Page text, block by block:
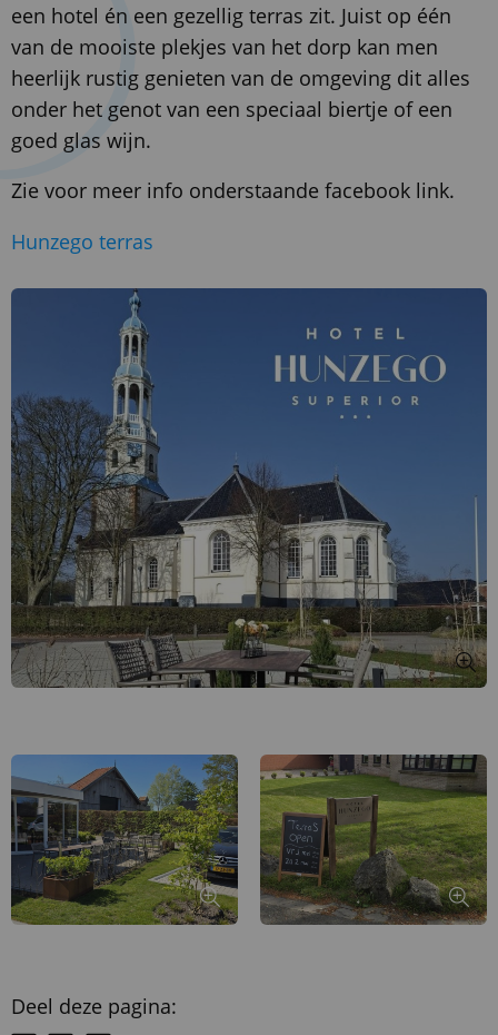
een hotel én een gezellig terras zit. Juist op één
van de mooiste plekjes van het dorp kan men
heerlijk rustig genieten van de omgeving dit alles
onder het genot van een speciaal biertje of een
goed glas wijn.
Zie voor meer info onderstaande facebook link.
Hunzego terras
Deel deze pagina: